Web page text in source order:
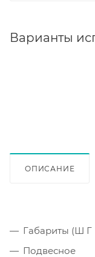
Варианты
ОПИСАНИЕ
Габариты (Ш Г
Подвесное